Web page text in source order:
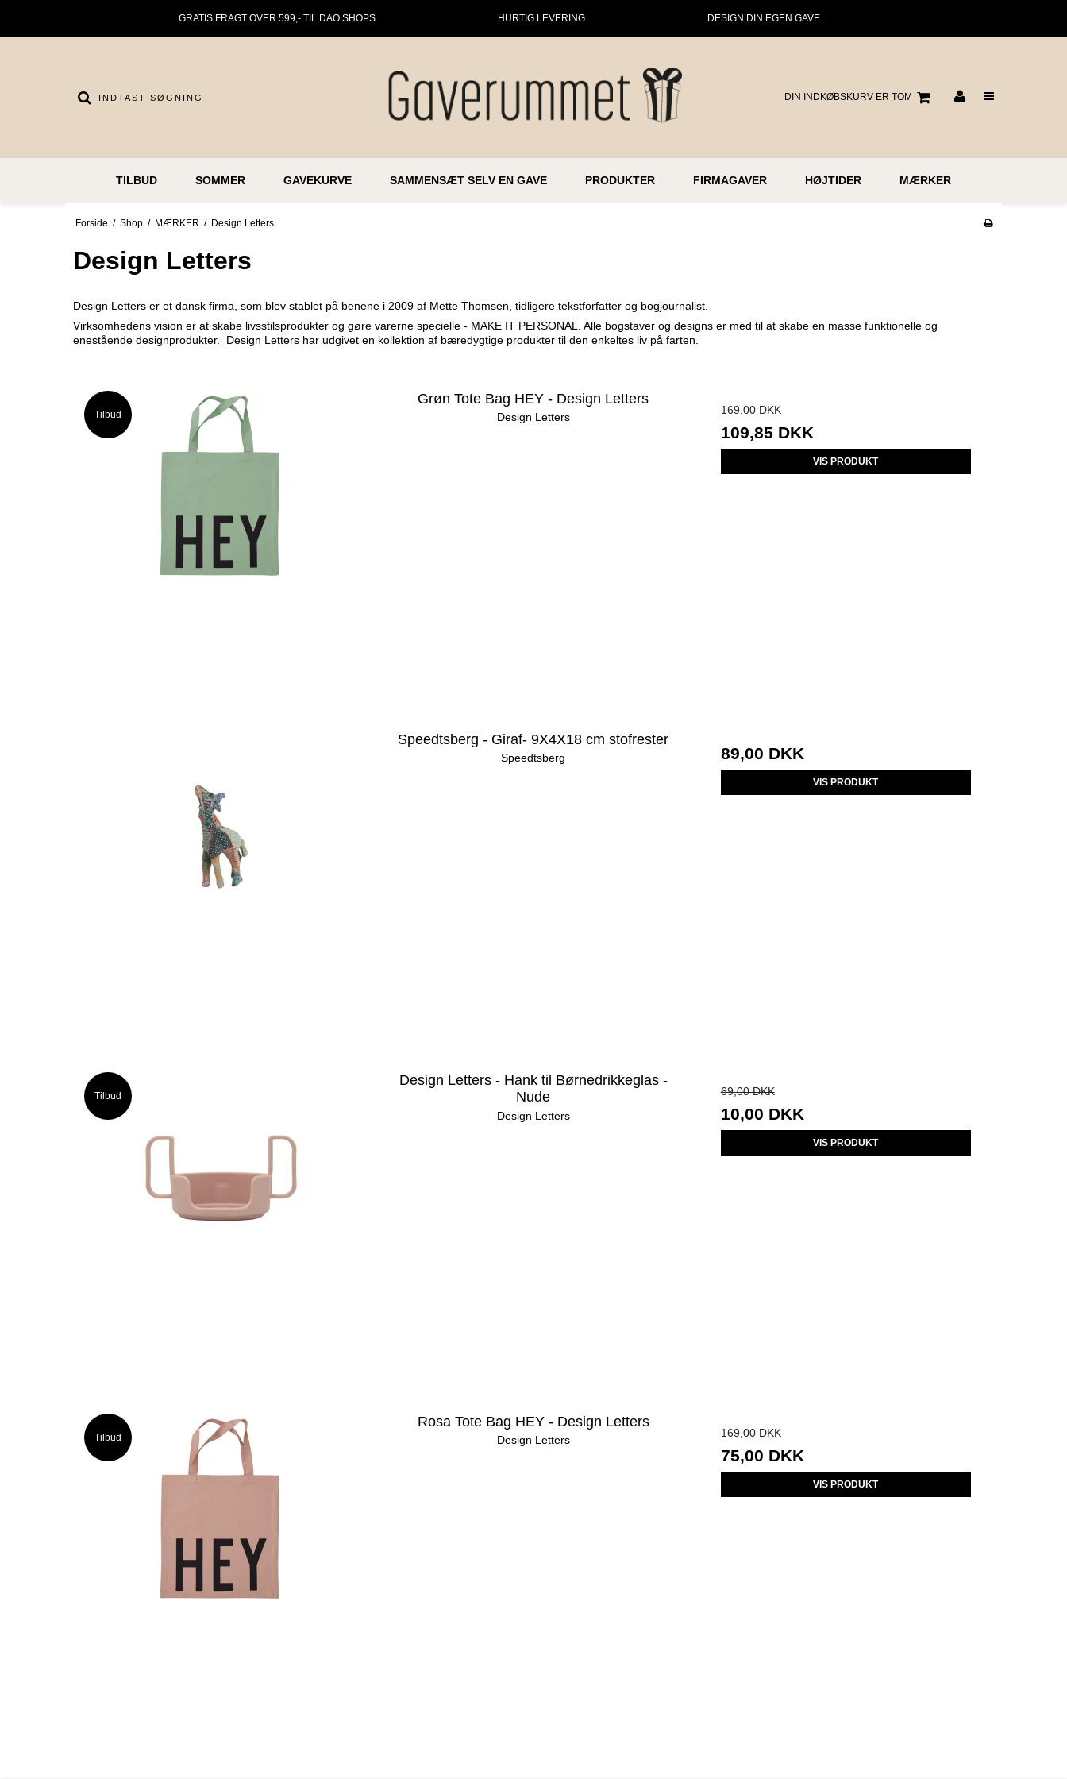
GRATIS FRAGT OVER 599,- TIL DAO SHOPS HURTIG LEVERING DESIGN DIN EGEN GAVE
DIN INDKØBSKURV ER TOM
TILBUD SOMMER GAVEKURVE SAMMENSÆT SELV EN GAVE PRODUKTER FIRMAGAVER HØJTIDER MÆRKER
Forside / Shop / MÆRKER / Design Letters
Design Letters
Design Letters er et dansk firma, som blev stablet på benene i 2009 af Mette Thomsen, tidligere tekstforfatter og bogjournalist.
Virksomhedens vision er at skabe livsstilsprodukter og gøre varerne specielle - MAKE IT PERSONAL. Alle bogstaver og designs er med til at skabe en masse funktionelle og
enestående designprodukter. Design Letters har udgivet en kollektion af bæredygtige produkter til den enkeltes liv på farten.
Tilbud
Grøn Tote Bag HEY - Design Letters
Design Letters
169,00 DKK
109,85 DKK
VIS PRODUKT
Speedtsberg - Giraf- 9X4X18 cm stofrester
Speedtsberg 89,00 DKK
VIS PRODUKT
Tilbud
Design Letters - Hank til Børnedrikkeglas -
Nude
Design Letters
69,00 DKK
10,00 DKK
VIS PRODUKT
Tilbud
Rosa Tote Bag HEY - Design Letters
Design Letters
169,00 DKK
75,00 DKK
VIS PRODUKT